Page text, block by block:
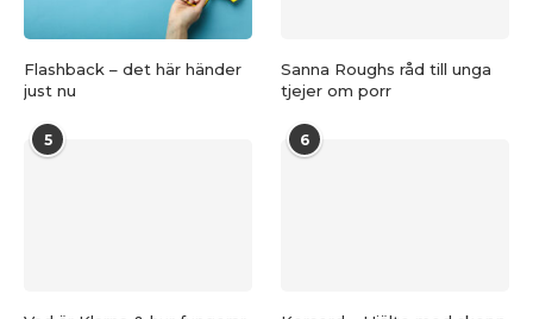
Flashback – det här händer
just nu
Sanna Roughs råd till unga
tjejer om porr
5 6